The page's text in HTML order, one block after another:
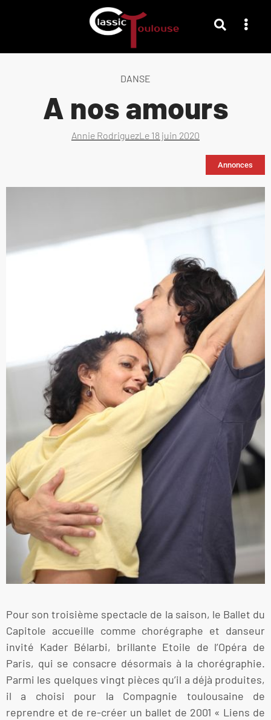
DANSE
A nos amours
Annie RodriguezLe 18 juin 2020
Annonces
Pour son troisième spectacle de la saison, le Ballet du
Capitole accueille comme chorégraphe et danseur
invité Kader Bélarbi, brillante Etoile de l’Opéra de
Paris, qui se consacre désormais à la chorégraphie.
Parmi les quelques vingt pièces qu’il a déjà produites,
il a choisi pour la Compagnie toulousaine de
reprendre et de re-créer un ballet de 2001 « Liens de